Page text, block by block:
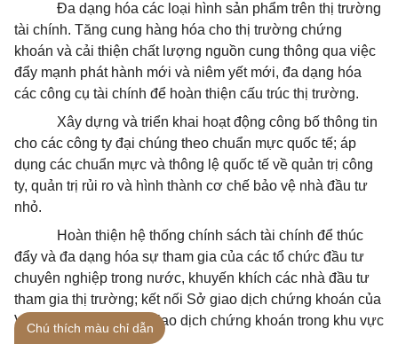
Đa dạng hóa các loại hình sản phẩm trên thị trường
tài chính. Tăng cung hàng hóa cho thị trường chứng
khoán và cải thiện chất lượng nguồn cung thông qua việc
đẩy mạnh phát hành mới và niêm yết mới, đa dạng hóa
các công cụ tài chính để hoàn thiện cấu trúc thị trường.
Xây dựng và triển khai hoạt động công bố thông tin
cho các công ty đại chúng theo chuẩn mực quốc tế; áp
dụng các chuẩn mực và thông lệ quốc tế về quản trị công
ty, quản trị rủi ro và hình thành cơ chế bảo vệ nhà đầu tư
nhỏ.
Hoàn thiện hệ thống chính sách tài chính để thúc
đẩy và đa dạng hóa sự tham gia của các tổ chức đầu tư
chuyên nghiệp trong nước, khuyến khích các nhà đầu tư
tham gia thị trường; kết nối Sở giao dịch chứng khoán của
Việt Nam với các Sở giao dịch chứng khoán trong khu vực
Chú thích màu chỉ dẫn